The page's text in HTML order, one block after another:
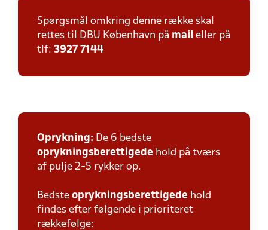
Spørgsmål omkring denne række skal
rettes til DBU København på mail eller på
tlf: 3927 7144
Oprykning: De 6 bedste
oprykningsberettigede hold på tværs
af pulje 2-5 rykker op.
Bedste oprykningsberettigede hold
findes efter følgende i prioriteret
rækkefølge: